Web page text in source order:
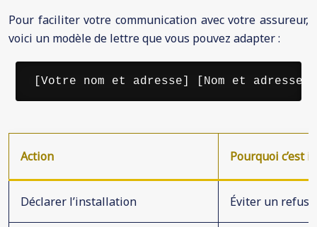
Pour faciliter votre communication avec votre assureur,
voici un modèle de lettre que vous pouvez adapter :
[Votre nom et adresse] [Nom et
Action Pourquoi c’est
Déclarer l’installation Éviter un refus